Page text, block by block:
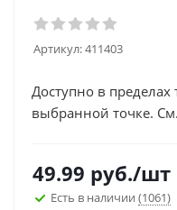
Артикул:411403
Доступно в пределах
выбранной точке.
49.99 руб./шт
Есть в наличии (1061)